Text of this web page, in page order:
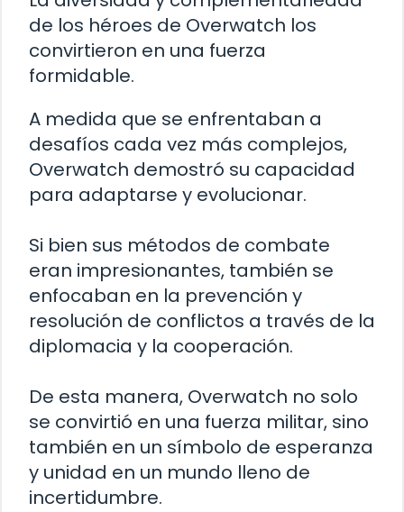
de los héroes de Overwatch los
convirtieron en una fuerza
formidable.
A medida que se enfrentaban a
desafíos cada vez más complejos,
Overwatch demostró su capacidad
para adaptarse y evolucionar.
Si bien sus métodos de combate
eran impresionantes, también se
enfocaban en la prevención y
resolución de conflictos a través de la
diplomacia y la cooperación.
De esta manera, Overwatch no solo
se convirtió en una fuerza militar, sino
también en un símbolo de esperanza
y unidad en un mundo lleno de
incertidumbre.